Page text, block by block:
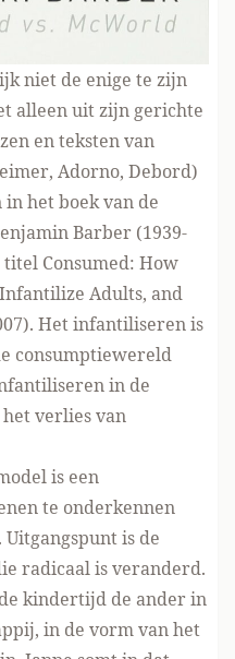
niet de enige te zijn
alleen uit zijn gerichte
en teksten van
Adorno, Debord)
het boek van de
Barber (1939-
Consumed: How
Adults, and
Het infantiliseren is
consumptiewereld
in de
verlies van
is een
te onderkennen
is de
radicaal is veranderd.
kindertijd de ander in
in de vorm van het